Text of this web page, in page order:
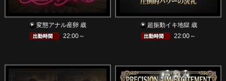
変態アナル産卵 歳
22:00～
超振動イキ地獄 歳
22:00～